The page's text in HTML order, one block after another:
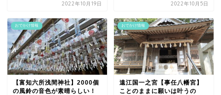
2022年10月19日 2022年10月5日
おでかけ情報
【富知六所浅間神社】2000個
の風鈴の音色が素晴らしい！
おでかけ情報
遠江国一之宮【事任八幡宮】
ことのままに願いは叶うの